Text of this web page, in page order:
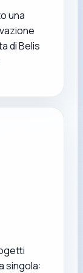
una
di Belis
singola: